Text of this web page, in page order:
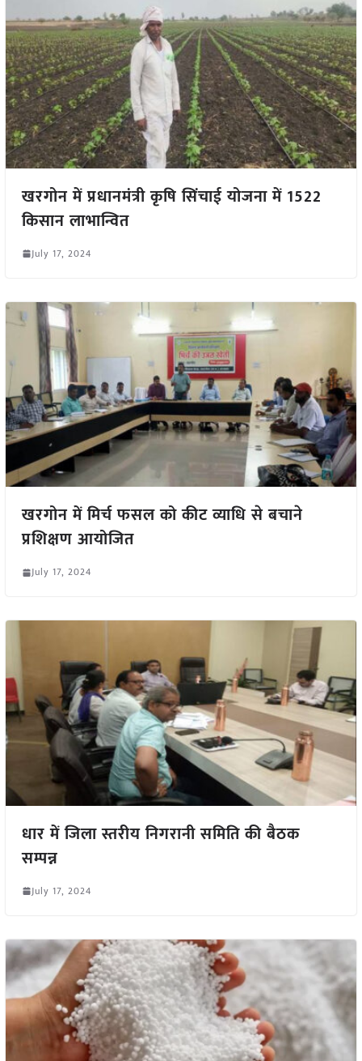
खरगोन में प्रधानमंत्री कृषि सिंचाई योजना में 1522
किसान लाभान्वित
July 17, 2024
खरगोन में मिर्च फसल को कीट व्याधि से बचाने
प्रशिक्षण आयोजित
July 17, 2024
धार में जिला स्तरीय निगरानी समिति की बैठक
सम्पन्न
July 17, 2024